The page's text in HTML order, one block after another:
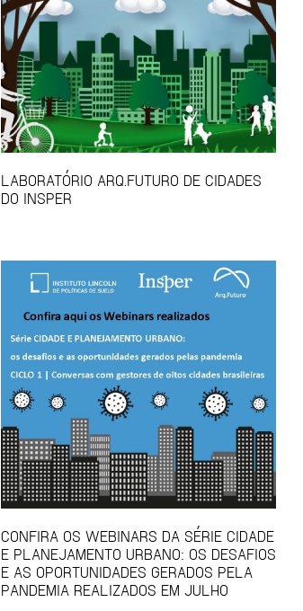
LABORATÓRIO ARQ.FUTURO DE CIDADES
DO INSPER
CONFIRA OS WEBINARS DA SÉRIE CIDADE
E PLANEJAMENTO URBANO: OS DESAFIOS
E AS OPORTUNIDADES GERADOS PELA
PANDEMIA REALIZADOS EM JULHO